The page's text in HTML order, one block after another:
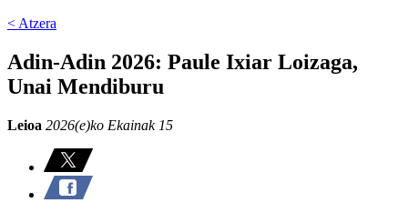
< Atzera
Adin-Adin 2026: Paule Ixiar Loizaga,
Unai Mendiburu
Leioa 2026(e)ko Ekainak 15